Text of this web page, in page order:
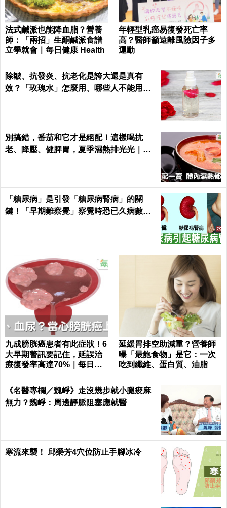
法式鹹派也能降血脂？營養
師：「兩招」生酮鹹派食譜
立學就會｜每日健康 Health
年輕型乳癌易復發死亡率
高？醫師籲遠離風險因子多
運動
除皺、抗發炎、抗老化是誇大還是真有
效？「玫瑰水」怎麼用、哪些人不能用｜
別搞錯，番茄和它才是絕配！這樣喝抗
老、降壓、健脾胃，夏季濕熱排光光｜每
「糖尿病」是引發「糖尿病腎病」的關
鍵！「早期難察覺」察覺時恐已久病數
九成膀胱癌患者有此症狀！6
大早期警訊要記住，延誤治
療復發率高達70%｜每日健
延緩胃排空助減重？營養師
曝「最飽食物」是它：一次
吃到纖維、蛋白質、油脂
《名醫專欄／魏崢》走沒幾步就小腿痠麻
無力？魏崢：周邊靜脈阻塞應就醫
寒流來襲！ 邱榮芳4穴位防止手腳冰冷